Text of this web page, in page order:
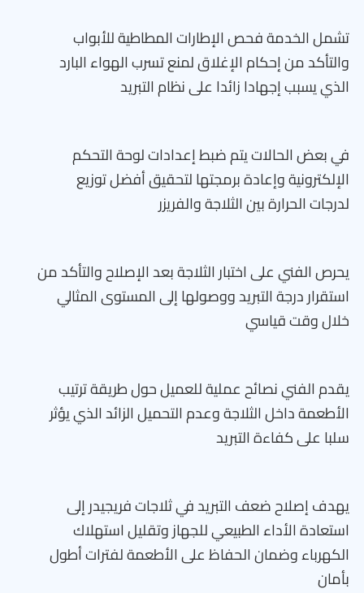
تشمل الخدمة فحص الإطارات المطاطية للأبواب
والتأكد من إحكام الإغلاق لمنع تسرب الهواء البارد
الذي يسبب إجهادا زائدا على نظام التبريد
في بعض الحالات يتم ضبط إعدادات لوحة التحكم
الإلكترونية وإعادة برمجتها لتحقيق أفضل توزيع
لدرجات الحرارة بين الثلاجة والفريزر
يحرص الفني على اختبار الثلاجة بعد الإصلاح والتأكد من
استقرار درجة التبريد ووصولها إلى المستوى المثالي
خلال وقت قياسي
يقدم الفني نصائح عملية للعميل حول طريقة ترتيب
الأطعمة داخل الثلاجة وعدم التحميل الزائد الذي يؤثر
سلبا على كفاءة التبريد
يهدف إصلاح ضعف التبريد في ثلاجات فريجيدر إلى
استعادة الأداء الطبيعي للجهاز وتقليل استهلاك
الكهرباء وضمان الحفاظ على الأطعمة لفترات أطول
بأمان